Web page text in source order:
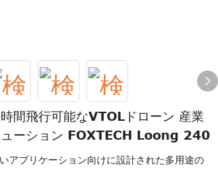
間飛行可能なVTOLドローン 産業
ューション FOXTECH Loong 240
アプリケーション向けに設計された多用途の